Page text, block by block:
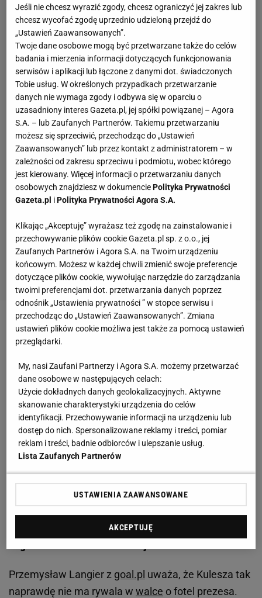
Zobacz wideoRobert Lewandowski i Sebastian Mila
znów razem w akcji! Ależ sceneria
Przez cztery lata "panowania" Kuleszy w PZPN-ie nie
zabrakło problemów, takich jak afera premiowa po
mundialu w Katarze, obecności Mirosława Stasiaka
w samolocie kadry nameczz Mołdawią,
zatrudnienie Fernando Santosa, czy opowieści o
alkoholowych ekscesach w związku. Czy może to
sierpniu 2018 roku?
Cezary Kulesza wygra wybory na prezesa PZPN w
Przemysław Langier z goal.pl uważa, że Kulesza tak
naprawdę nie ma rywala w walce o fotel prezesa.
Jeśli nie chcesz wyrazić zgody, chcesz ograniczyć jej zakres lub
chcesz wycofać zgodę uprzednio udzieloną przejdź do
„Ustawień Zaawansowanych”.
Twoje dane osobowe mogą być przetwarzane także do celów
badania i mierzenia informacji dotyczących funkcjonowania
serwisów i aplikacji lub łączone z danymi dot. świadczonych
Tobie usług. W określonych przypadkach przetwarzanie
danych nie wymaga zgody i odbywa się w oparciu o
uzasadniony interes Gazeta.pl, jej spółki powiązanej – Agora
S.A. – lub Zaufanych Partnerów. Takiemu przetwarzaniu
możesz się sprzeciwić, przechodząc do „Ustawień
Zaawansowanych” lub przez kontakt z administratorem – w
zależności od zakresu sprzeciwu i podmiotu, wobec którego
jest kierowany. Więcej informacji o przetwarzaniu danych
osobowych znajdziesz w dokumenciePolityka Prywatności
Gazeta.pl iPolityka Prywatności Agora S.A.
Klikając „Akceptuję” wyrażasz też zgodę na zainstalowanie i
przechowywanie plików cookie Gazeta.pl sp. z o.o., jej
Zaufanych Partnerów i Agora S.A. na Twoim urządzeniu
końcowym. Możesz w każdej chwili zmienić swoje preferencje
dotyczące plików cookie, wywołując narzędzie do zarządzania
twoimi preferencjami dot. przetwarzania danych poprzez
odnośnik „Ustawienia prywatności ” w stopce serwisu i
przechodząc do „Ustawień Zaawansowanych”. Zmiana
ustawień plików cookie możliwa jest także za pomocą ustawień
przeglądarki.
My, nasi Zaufani Partnerzy i Agora S.A. możemy przetwarzać
dane osobowe w następujących celach:
Użycie dokładnych danych geolokalizacyjnych. Aktywne
skanowanie charakterystyki urządzenia do celów
identyfikacji. Przechowywanie informacji na urządzeniu lub
dostęp do nich. Spersonalizowane reklamy i treści, pomiar
reklam i treści, badnie odbiorców i ulepszanie usług.
Lista Zaufanych Partnerów
USTAWIENIA ZAAWANSOWANE
AKCEPTUJĘ